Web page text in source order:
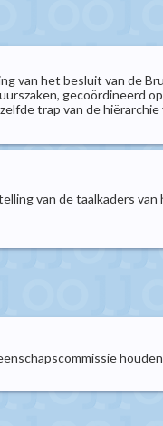
van het besluit van de
gecoördineerd
trap van de hiërarchie
van de taalkaders